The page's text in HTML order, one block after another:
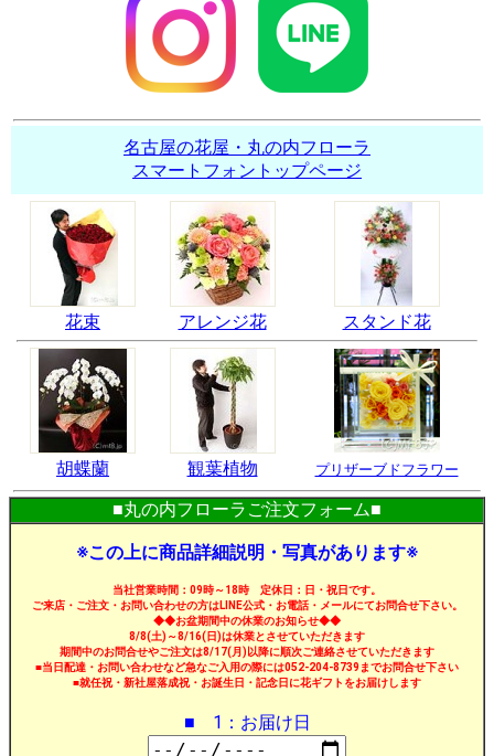
名古屋の花屋・丸の内フローラ
スマートフォントップページ
花束 アレンジ花 スタンド花
胡蝶蘭 観葉植物 プリザーブドフラワー
■丸の内フローラご注文フォーム■
※この上に商品詳細説明・写真があります※
当社営業時間：09時～18時 定休日：日・祝日です。
ご来店・ご注文・お問い合わせの方はLINE公式・お電話・メールにてお問合せ下さい。
◆◆お盆期間中の休業のお知らせ◆◆
8/8(土)～8/16(日)は休業とさせていただきます
期間中のお問合せやご注文は8/17(月)以降に順次ご連絡させていただきます
■当日配達・お問い合わせなど急なご入用の際には052-204-8739までお問合せ下さい
■就任祝・新社屋落成祝・お誕生日・記念日に花ギフトをお届けします
■ 1：お届け日